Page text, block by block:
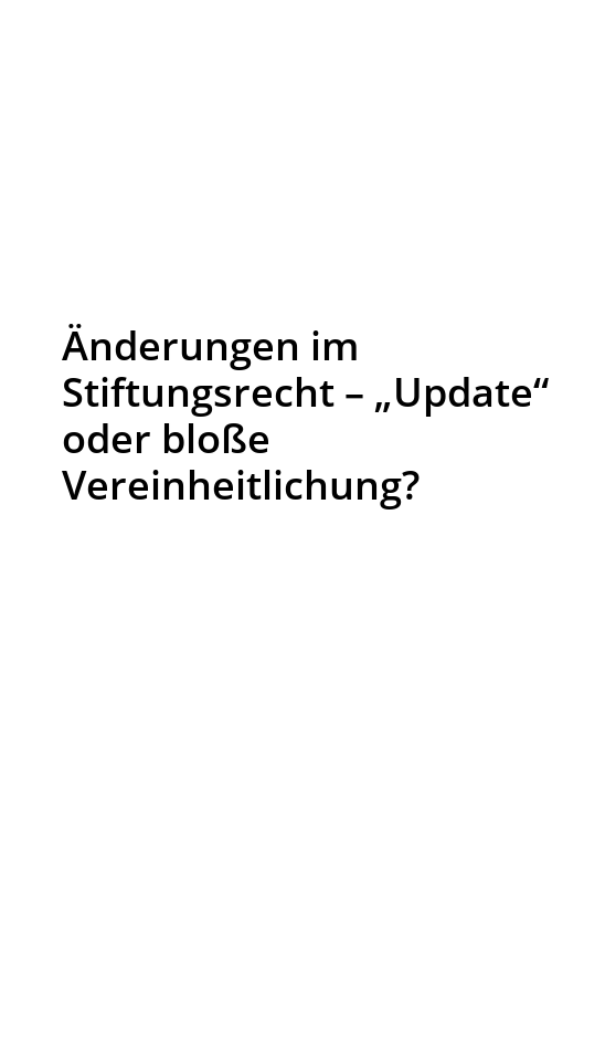
Änderungen im
Stiftungsrecht – „Update“
oder bloße
Vereinheitlichung?